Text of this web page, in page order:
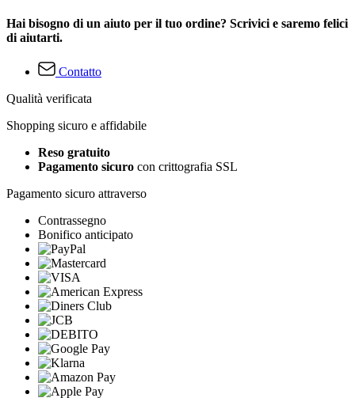
Hai bisogno di un aiuto per il tuo ordine? Scrivici e saremo felici
di aiutarti.
Contatto
Qualità verificata
Shopping sicuro e affidabile
Reso gratuito
Pagamento sicuro con crittografia SSL
Pagamento sicuro attraverso
Contrassegno
Bonifico anticipato